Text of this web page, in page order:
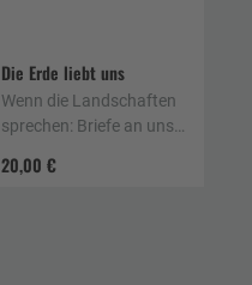
Die Erde liebt uns
20,00 €
Wenn die Landschaften
sprechen: Briefe an uns